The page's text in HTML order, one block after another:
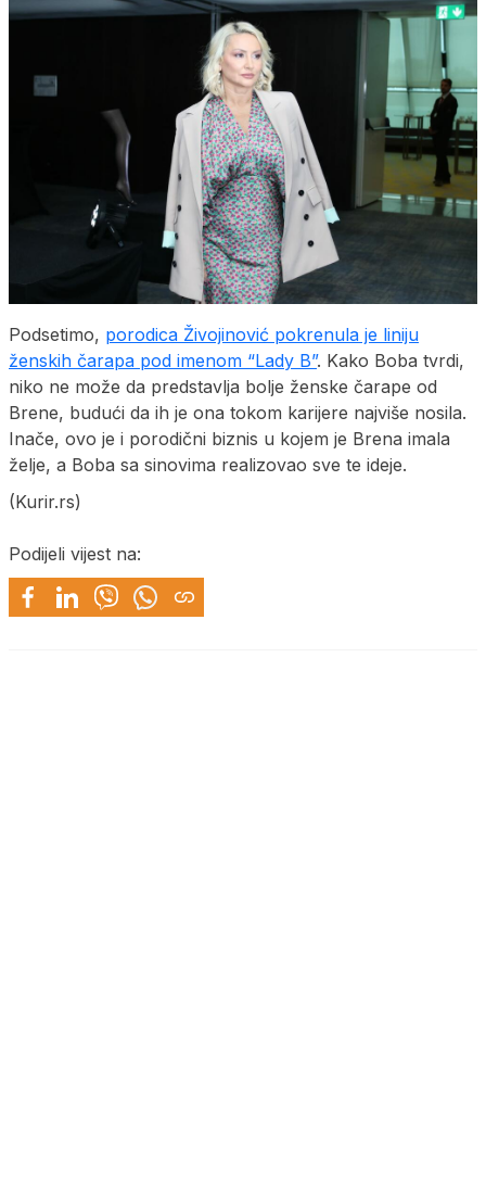
Podsetimo, porodica Živojinović pokrenula je liniju
ženskih čarapa pod imenom “Lady B”. Kako Boba tvrdi,
niko ne može da predstavlja bolje ženske čarape od
Brene, budući da ih je ona tokom karijere najviše nosila.
Inače, ovo je i porodični biznis u kojem je Brena imala
želje, a Boba sa sinovima realizovao sve te ideje.
(Kurir.rs)
Podijeli vijest na: